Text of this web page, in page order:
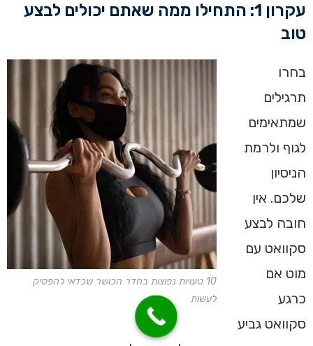
עקרון 1: התחילו ממה שאתם יכולים לבצע
טוב
10 טעויות נפוצות בחדר הכושר שכדאי להפסיק
לעשות
בחרו
תרגילים
שמתאימים
לגוף ולרמת
הניסיון
שלכם. אין
חובה לבצע
סקוואט עם
מוט אם
כרגע
סקוואט גביע